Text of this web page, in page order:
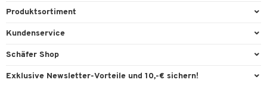
Produktsortiment
Büroausstattung
Kundenservice
Direktbestellung
Schäfer Shop
Services & Leistungen
Exklusive Newsletter-Vorteile und 10,-€ sichern!